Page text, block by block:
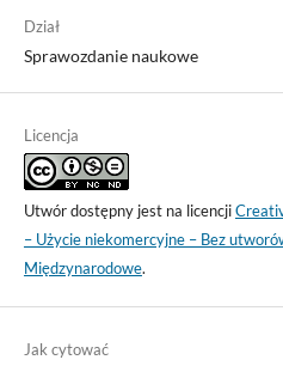
Dział
Sprawozdanie naukowe
Licencja
Utwór dostępny jest na licencji
– Użycie niekomercyjne – Bez
Międzynarodowe.
Jak cytować